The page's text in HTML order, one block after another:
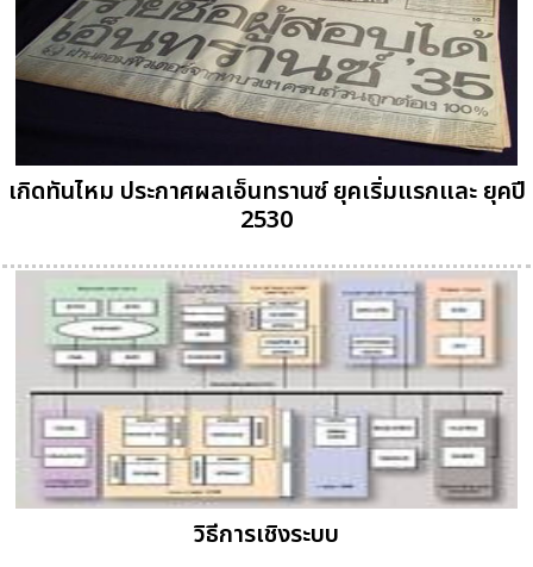
เกิดทันไหม ประกาศผลเอ็นทรานซ์ ยุคเริ่มแรกและ ยุคปี
2530
วิธีการเชิงระบบ